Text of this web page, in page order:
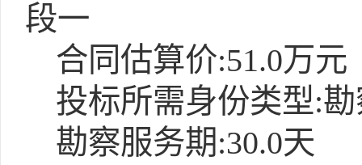
段一
合同估算价:51.0万元
投标所需身份类型:
勘察服务期:30.0天